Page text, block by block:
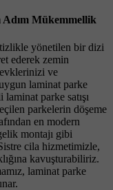
Adım Mükemmellik
yönetilen bir dizi
ederek zemin
ve
laminat parke
parke satışı
parkelerin döşeme
en modern
montajı gibi
cila hizmetimizle,
kavuşturabiliriz.
laminat parke